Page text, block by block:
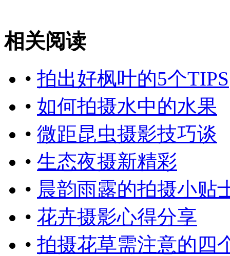
相关阅读
• 拍出好枫叶的5个TIPS
• 如何拍摄水中的水果
• 微距昆虫摄影技巧谈
• 生态夜摄新精彩
• 晨韵雨露的拍摄小贴
• 花卉摄影心得分享
• 拍摄花草需注意的四